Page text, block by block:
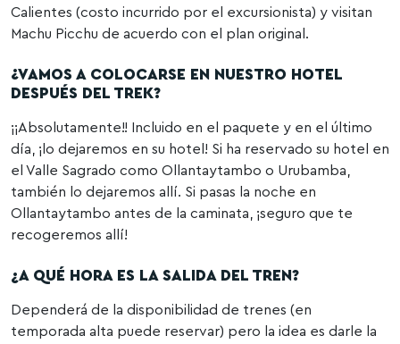
Calientes (costo incurrido por el excursionista) y visitan
Machu Picchu de acuerdo con el plan original.
¿VAMOS A COLOCARSE EN NUESTRO HOTEL
DESPUÉS DEL TREK?
¡¡Absolutamente!! Incluido en el paquete y en el último
día, ¡lo dejaremos en su hotel! Si ha reservado su hotel en
el Valle Sagrado como Ollantaytambo o Urubamba,
también lo dejaremos allí. Si pasas la noche en
Ollantaytambo antes de la caminata, ¡seguro que te
recogeremos allí!
¿A QUÉ HORA ES LA SALIDA DEL TREN?
Dependerá de la disponibilidad de trenes (en
temporada alta puede reservar) pero la idea es darle la